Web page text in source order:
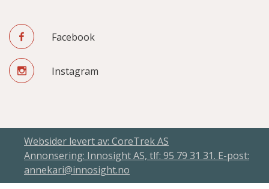
Facebook
Instagram
Websider levert av: CoreTrek AS
Annonsering: Innosight AS, tlf: 95 79 31 31. E-post:
annekari@innosight.no